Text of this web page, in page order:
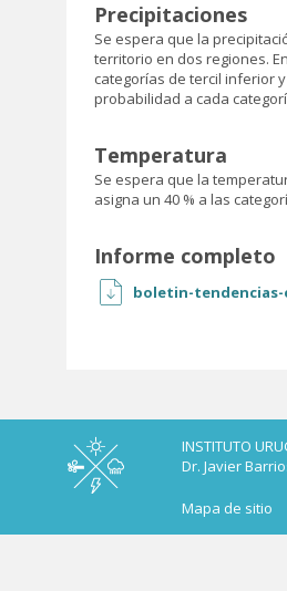
Precipitaciones
Se espera que la
territorio en dos regiones.
categorías de tercil inferior
probabilidad a cada
Temperatura
Se espera que la
asigna un 40 % a las
Informe completo
boletin-tendencias-
INSTITUTO
Dr. Javier
Mapa de sitio